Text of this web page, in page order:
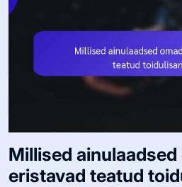
Millised
eristavad teatud